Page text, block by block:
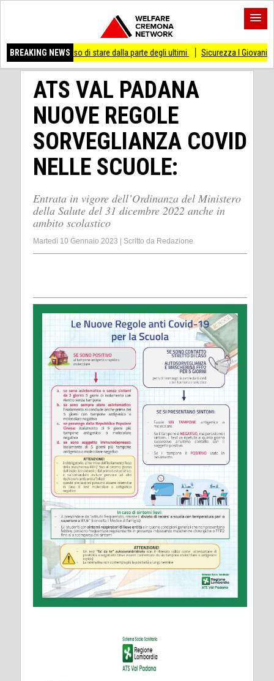
BREAKING NEWS
di stare dalla parte degli ultimi Sicurezza I Giovani Democratici
ATS VAL PADANA
NUOVE REGOLE
SORVEGLIANZA COVID
NELLE SCUOLE:
Entrata in vigore dell’Ordinanza del Ministero
della Salute del 31 dicembre 2022 anche in
ambito scolastico
Martedì 10 Gennaio 2023 Scritto da Redazione